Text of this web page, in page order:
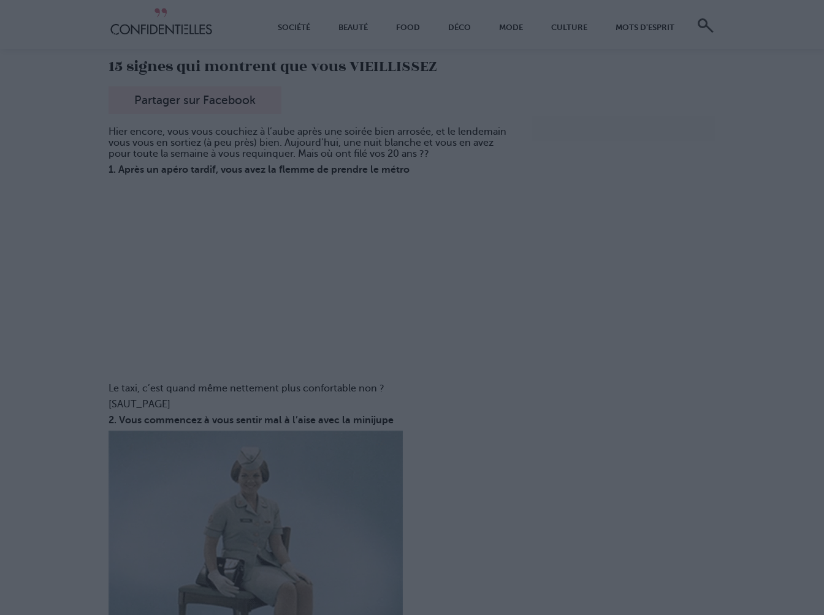
SOCIÉTÉ BEAUTÉ FOOD DÉCO MODE CULTURE MOTS D'ESPRIT
15 signes qui montrent que vous VIEILLISSEZ
Partager sur Facebook
Hier encore, vous vous couchiez à l’aube après une soirée bien arrosée, et le lendemain
vous vous en sortiez (à peu près) bien. Aujourd’hui, une nuit blanche et vous en avez
pour toute la semaine à vous requinquer. Mais où ont filé vos 20 ans ??
1. Après un apéro tardif, vous avez la flemme de prendre le métro
Le taxi, c’est quand même nettement plus confortable non ?
[SAUT_PAGE]
2. Vous commencez à vous sentir mal à l’aise avec la minijupe